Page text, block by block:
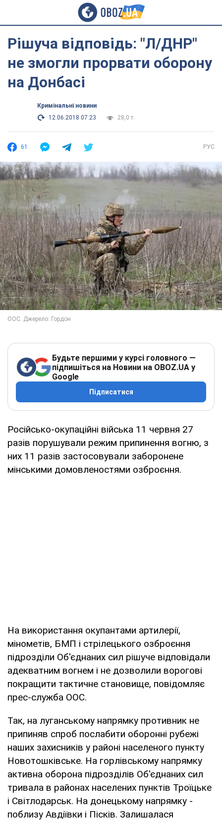
Рішуча відповідь: "Л/ДНР"
не змогли прорвати оборону
на Донбасі
Кримінальні новини
12.06.2018 07:23
28,0 т.
61 РУС
Будьте першими у курсі головного —
підпишіться на Новини на OBOZ.UA у
Google
Підписатися
Російсько-окупаційні війська 11 червня 27
разів порушували режим припинення вогню, з
них 11 разів застосовували заборонене
мінськими домовленостями озброєння.
На використання окупантами артилерії,
мінометів, БМП і стрілецького озброєння
підрозділи Об'єднаних сил рішуче відповідали
адекватним вогнем і не дозволили ворогові
покращити тактичне становище, повідомляє
прес-служба ООС.
Так, на луганському напрямку противник не
припиняв спроб послабити оборонні рубежі
наших захисників у районі населеного пункту
Новотошківське. На горлівському напрямку
активна оборона підрозділів Об'єднаних сил
тривала в районах населених пунктів Троїцьке
і Світлодарськ. На донецькому напрямку -
поблизу Авдіївки і Пісків. Залишалася